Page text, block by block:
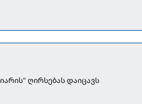
ღირსებას დაიცავს